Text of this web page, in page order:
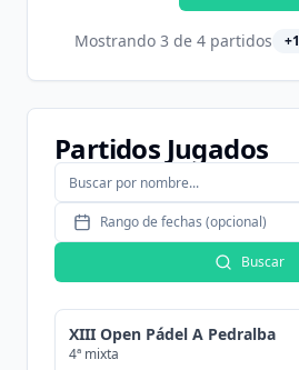
Mostrando 3 de 4partidos +1
Partidos Jugados
Rango de fechas (opcional)
Buscar
XIII Open Pádel A Pedralba
4ª mixta